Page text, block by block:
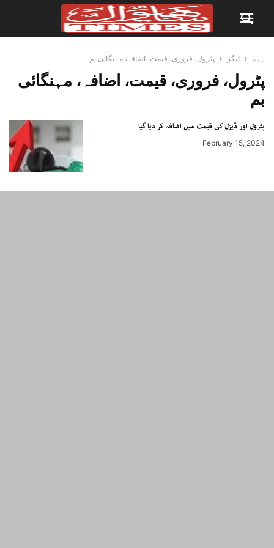
ہوم ٹیگز پٹرول، فروری، قیمت، اضافہ، مہنگائی بم
پٹرول، فروری، قیمت، اضافہ، مہنگائی
بم
پٹرول اور ڈیزل کی قیمت میں اضافہ کر دیا گیا
February 15, 2024